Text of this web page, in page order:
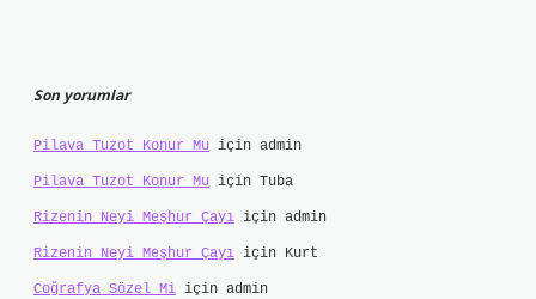
Son yorumlar
Pilava Tuzot Konur Mu için admin
Pilava Tuzot Konur Mu için Tuba
Rizenin Neyi Meşhur Çayı için admin
Rizenin Neyi Meşhur Çayı için Kurt
Coğrafya Sözel Mi için admin